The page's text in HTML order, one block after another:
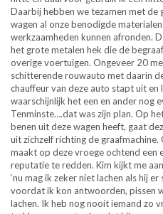
Daarbij hebben we tezamen met de
wagen al onze benodigde
werkzaamheden kunnen afronden.
het grote metalen hek die de
overige voertuigen. Ongeveer 20
schitterende rouwauto met daarin
chauffeur van deze auto stapt uit
waarschijnlijk het een en ander nog
Tenminste….dat was zijn plan. Op
benen uit deze wagen heeft, gaat
uit zichzelf richting de
maakt op deze vroege ochtend een
reputatie te redden. Kim kijkt me
‘nu mag ik zeker niet lachen als hij
voordat ik kon antwoorden, pissen
lachen. Ik heb nog nooit iemand zo